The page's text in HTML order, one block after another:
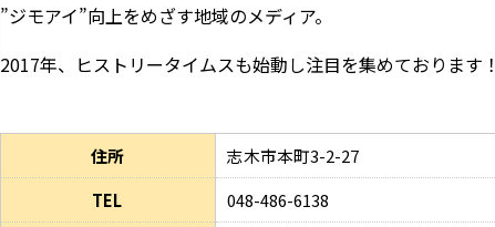
”ジモアイ”向上をめざす地域のメディア。
2017年、ヒストリータイムスも始動し注目を集めております！
住所
志木市本町3-2-27
TEL
048-486-6138